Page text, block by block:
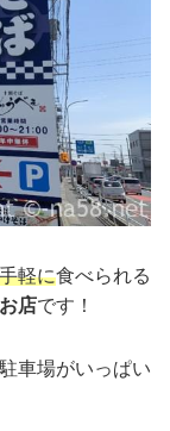
軽に食べられる
店です！
車場がいっぱい